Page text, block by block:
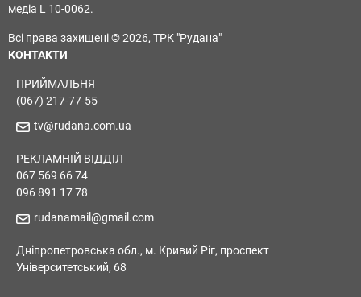
медіа L 10-0062.
Всі права захищені © 2026, ТРК "Рудана"
КОНТАКТИ
ПРИЙМАЛЬНЯ
(067) 217-77-55
tv@rudana.com.ua
РЕКЛАМНІЙ ВІДДІЛ
067 569 66 74
096 891 17 78
rudanamail@gmail.com
Дніпропетровська обл., м. Кривий Ріг, проспект
Університетський, 68